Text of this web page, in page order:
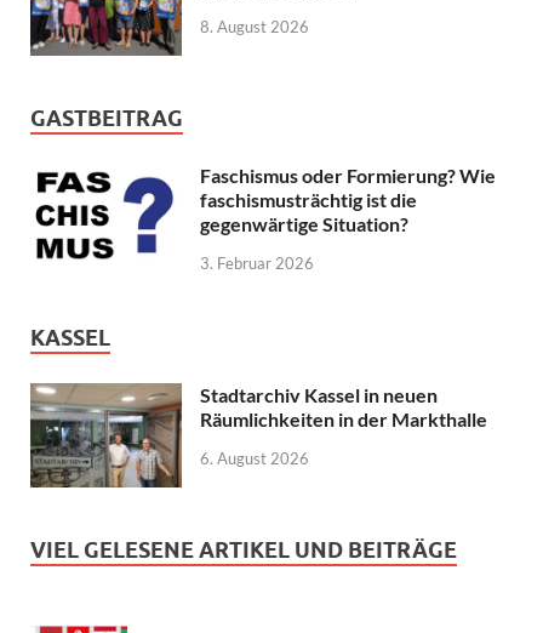
8. August 2026
GASTBEITRAG
Faschismus oder Formierung? Wie
faschismusträchtig ist die
gegenwärtige Situation?
3. Februar 2026
KASSEL
Stadtarchiv Kassel in neuen
Räumlichkeiten in der Markthalle
6. August 2026
VIEL GELESENE ARTIKEL UND BEITRÄGE